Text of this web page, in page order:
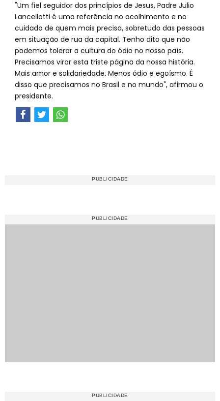
"Um fiel seguidor dos princípios de Jesus, Padre Julio
Lancellotti é uma referência no acolhimento e no
cuidado de quem mais precisa, sobretudo das pessoas
em situação de rua da capital. Tenho dito que não
podemos tolerar a cultura do ódio no nosso país.
Precisamos virar esta triste página da nossa história.
Mais amor e solidariedade. Menos ódio e egoísmo. É
disso que precisamos no Brasil e no mundo", afirmou o
presidente.